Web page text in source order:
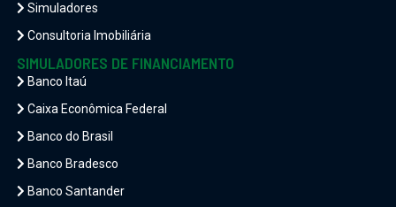
Simuladores
Consultoria Imobiliária
SIMULADORES DE FINANCIAMENTO
Banco Itaú
Caixa Econômica Federal
Banco do Brasil
Banco Bradesco
Banco Santander